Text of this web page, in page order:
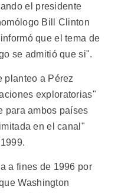
el presidente
Bill Clinton
que el tema de
se admitió que si".
planteo a Pérez
exploratorias"
para ambos países
en el canal"
a fines de 1996 por
Washington